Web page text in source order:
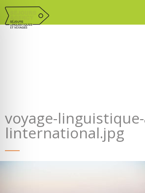
voyage-
linternational.jpg